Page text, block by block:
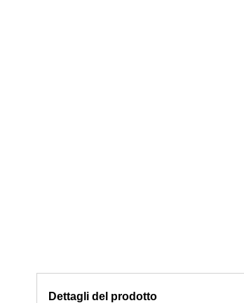
Dettagli del prodotto